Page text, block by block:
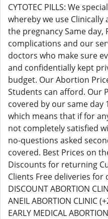
CYTOTEC PILLS: We
whereby we use
the pregnancy Same
complications and our
doctors who make sure
and confidentially kept
budget. Our Abortion
Students can afford. Our
covered by our same day
which means that if for
not completely satisfied
no-questions asked
covered. Best Prices on
Discounts for returning
Clients Free deliveries for
DISCOUNT ABORTION
ANEIL ABORTION CLINIC
EARLY MEDICAL